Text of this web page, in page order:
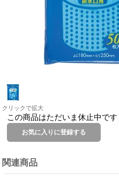
クリックで拡大
この商品はただいま休止中です
関連商品